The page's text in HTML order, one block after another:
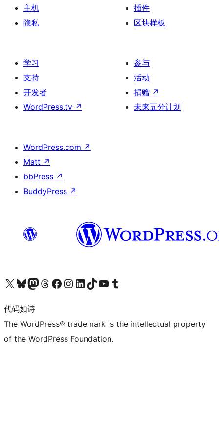
主机
隐私
插件
区块样板
学习
支持
开发者
WordPress.tv ↗
参与
活动
捐赠 ↗
未来五分计划
WordPress.com ↗
Matt ↗
bbPress ↗
BuddyPress ↗
关注我们的 X（原 Twitter）账号访问我们的 Bluesky 账号关注我们的 Mastodon 账号访问我们的 Threads 账号 访问我们的 Facebook 公共主页关注我们的 Instagram 账号 关注我们的 LinkedIn 主页访问我们的 TikTok 账号访问我们的 YouTube 频道 访问我们的 Tumblr 账号
代码如诗
The WordPress® trademark is the intellectual property
of the WordPress Foundation.